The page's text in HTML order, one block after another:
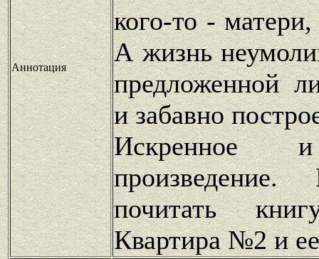
Аннотация
кого-то -
А жизнь
предложенной
и забавно
Искренное и
почитать
Квартира №2 и